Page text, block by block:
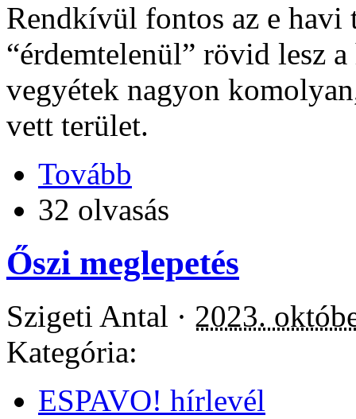
Rendkívül fontos az e havi
“érdemtelenül” rövid lesz
vegyétek nagyon
vett terület.
Tovább
32 olvasás
Őszi meglepetés
Szigeti Antal · 2023.
Kategória:
ESPAVO! hírlevél